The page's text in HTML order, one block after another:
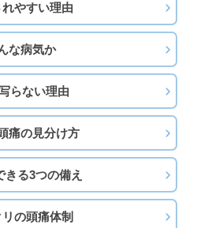
れやすい理由
な病気か
らない理由
痛の見分け方
きる3つの備え
の頭痛体制